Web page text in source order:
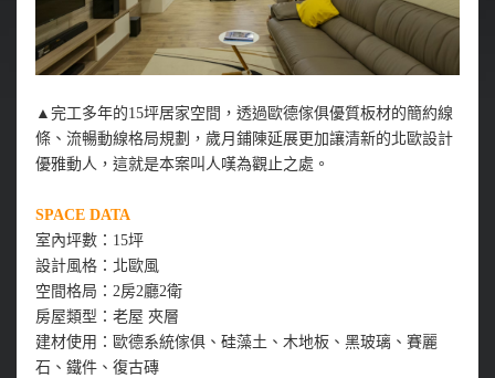
▲完工多年的15坪居家空間，透過歐德傢俱優質板材的簡約線
條、流暢動線格局規劃，歲月鋪陳延展更加讓清新的北歐設計
優雅動人，這就是本案叫人嘆為觀止之處。
SPACE DATA
室內坪數：15坪
設計風格：北歐風
空間格局：2房2廳2衛
房屋類型：老屋 夾層
建材使用：歐德系統傢俱、硅藻土、木地板、黑玻璃、賽麗
石、鐵件、復古磚